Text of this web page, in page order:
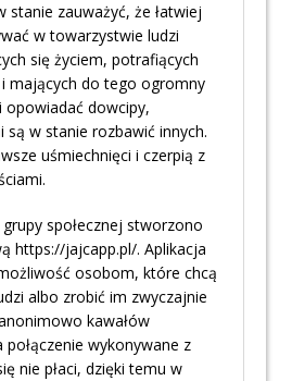
stanie zauważyć, że łatwiej
w towarzystwie ludzi
się życiem, potrafiących
mających do tego ogromny
opowiadać dowcipy,
w stanie rozbawić innych.
uśmiechnięci i czerpią z
społecznej stworzono
https://jajcapp.pl/. Aplikacja
osobom, które chcą
albo zrobić im zwyczajnie
kawałów
wykonywane z
nie płaci, dzięki temu w